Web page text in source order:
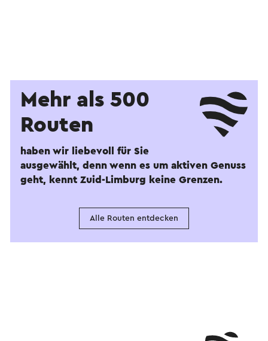
Mehr als 500
Routen
haben wir liebevoll für Sie
ausgewählt, denn wenn es um aktiven Genuss
geht, kennt Zuid-Limburg keine Grenzen.
Alle Routen entdecken